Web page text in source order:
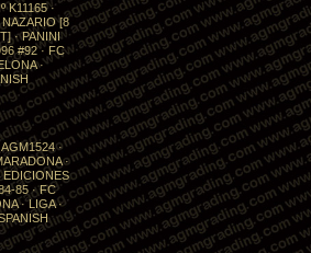
K11165 ·
[8
· PANINI
#92 · FC
·
·
·
EDICIONES
85 · FC
· LIGA ·